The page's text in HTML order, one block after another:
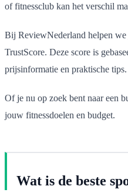
of fitnessclub kan het verschil
Bij ReviewNederland helpen we
TrustScore. Deze score is
prijsinformatie en praktische tips.
Of je nu op zoek bent naar een
jouw fitnessdoelen en budget.
Wat is de beste